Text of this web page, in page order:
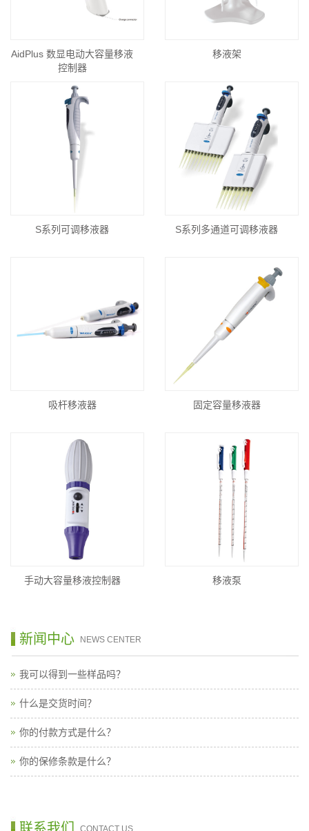
AidPlus 数显电动大容量移液
控制器
移液架
S系列可调移液器 S系列多通道可调移液器
吸杆移液器 固定容量移液器
手动大容量移液控制器 移液泵
新闻中心 NEWS CENTER
我可以得到一些样品吗？
什么是交货时间？
你的付款方式是什么？
你的保修条款是什么？
CONTACT US